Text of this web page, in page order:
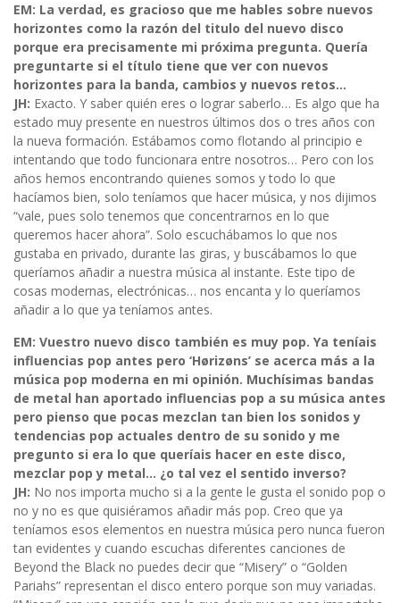
EM: La verdad, es gracioso que me hables sobre nuevos
horizontes como la razón del titulo del nuevo disco
porque era precisamente mi próxima pregunta. Quería
preguntarte si el título tiene que ver con nuevos
horizontes para la banda, cambios y nuevos retos…
JH: Exacto. Y saber quién eres o lograr saberlo… Es algo que ha
estado muy presente en nuestros últimos dos o tres años con
la nueva formación. Estábamos como flotando al principio e
intentando que todo funcionara entre nosotros… Pero con los
años hemos encontrando quienes somos y todo lo que
hacíamos bien, solo teníamos que hacer música, y nos dijimos
“vale, pues solo tenemos que concentrarnos en lo que
queremos hacer ahora”. Solo escuchábamos lo que nos
gustaba en privado, durante las giras, y buscábamos lo que
queríamos añadir a nuestra música al instante. Este tipo de
cosas modernas, electrónicas… nos encanta y lo queríamos
añadir a lo que ya teníamos antes.
EM: Vuestro nuevo disco también es muy pop. Ya teníais
influencias pop antes pero ‘Hørizøns’ se acerca más a la
música pop moderna en mi opinión. Muchísimas bandas
de metal han aportado influencias pop a su música antes
pero pienso que pocas mezclan tan bien los sonidos y
tendencias pop actuales dentro de su sonido y me
pregunto si era lo que queríais hacer en este disco,
mezclar pop y metal… ¿o tal vez el sentido inverso?
JH: No nos importa mucho si a la gente le gusta el sonido pop o
no y no es que quisiéramos añadir más pop. Creo que ya
teníamos esos elementos en nuestra música pero nunca fueron
tan evidentes y cuando escuchas diferentes canciones de
Beyond the Black no puedes decir que “Misery” o “Golden
Pariahs” representan el disco entero porque son muy variadas.